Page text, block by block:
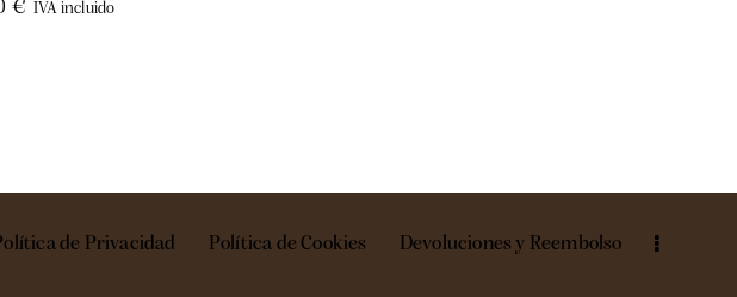
€ IVA incluido
de Privacidad Política de Cookies Devoluciones y Reembolso